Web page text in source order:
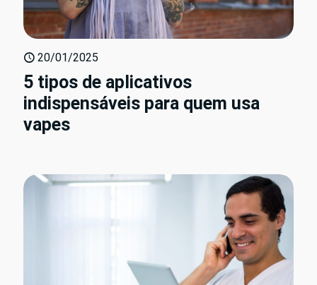
20/01/2025
5 tipos de aplicativos
indispensáveis para quem usa
vapes